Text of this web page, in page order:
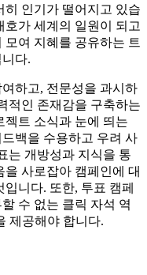
히 인기가 떨어지고 있습
가 세계의 일원이 되고
여 지혜를 공유하는 트
다.
하고, 전문성을 과시하
적인 존재감을 구축하는
젝트 소식과 눈에 띄는
백을 수용하고 우려 사
는 개방성과 지식을 통
사로잡아 캠페인에 대
니다. 또한, 투표 캠페
수 없는 클릭 자석 역
제공해야 합니다.